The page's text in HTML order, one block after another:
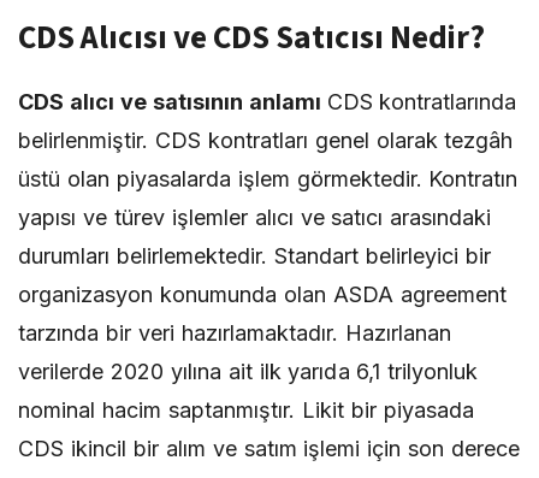
CDS Alıcısı ve CDS Satıcısı Nedir?
CDS alıcı ve satısının anlamı CDS kontratlarında
belirlenmiştir. CDS kontratları genel olarak tezgâh
üstü olan piyasalarda işlem görmektedir. Kontratın
yapısı ve türev işlemler alıcı ve satıcı arasındaki
durumları belirlemektedir. Standart belirleyici bir
organizasyon konumunda olan ASDA agreement
tarzında bir veri hazırlamaktadır. Hazırlanan
verilerde 2020 yılına ait ilk yarıda 6,1 trilyonluk
nominal hacim saptanmıştır. Likit bir piyasada
CDS ikincil bir alım ve satım işlemi için son derece